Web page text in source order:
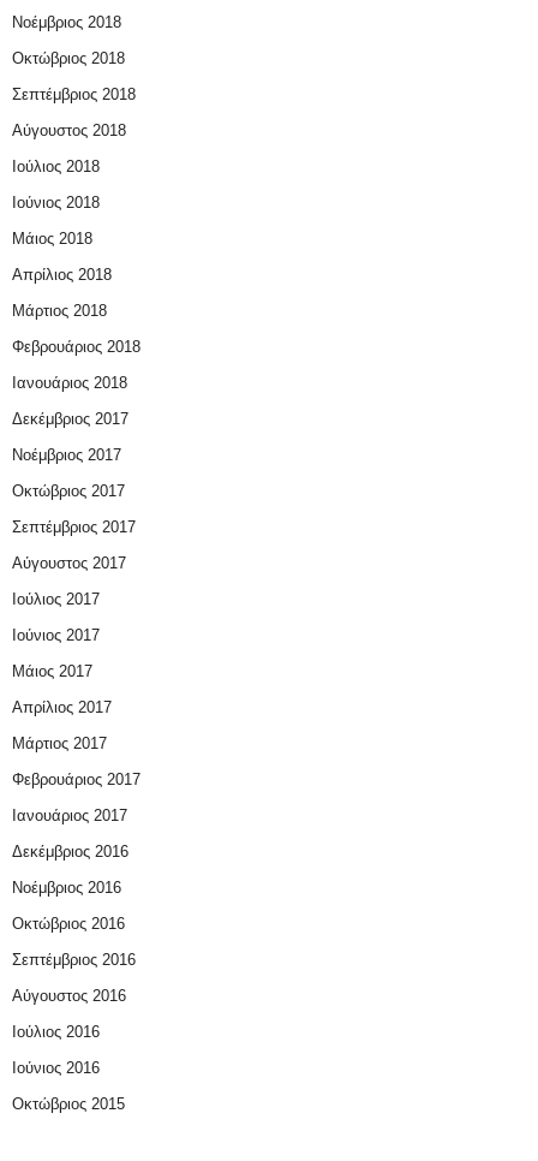
Νοέμβριος 2018
Οκτώβριος 2018
Σεπτέμβριος 2018
Αύγουστος 2018
Ιούλιος 2018
Ιούνιος 2018
Μάιος 2018
Απρίλιος 2018
Μάρτιος 2018
Φεβρουάριος 2018
Ιανουάριος 2018
Δεκέμβριος 2017
Νοέμβριος 2017
Οκτώβριος 2017
Σεπτέμβριος 2017
Αύγουστος 2017
Ιούλιος 2017
Ιούνιος 2017
Μάιος 2017
Απρίλιος 2017
Μάρτιος 2017
Φεβρουάριος 2017
Ιανουάριος 2017
Δεκέμβριος 2016
Νοέμβριος 2016
Οκτώβριος 2016
Σεπτέμβριος 2016
Αύγουστος 2016
Ιούλιος 2016
Ιούνιος 2016
Οκτώβριος 2015